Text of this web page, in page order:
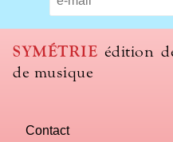
SYMÉTRIE édition
de musique
Contact